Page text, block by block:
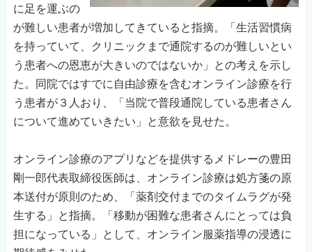
に足を運ぶの
が難しい患者が増加してきていると指摘。「生活習慣病
を持っていて、クリニックまで通院するのが難しいとい
う患者への恩恵が大きいのではないか」との考えを示し
た。同院ではすでに自由診療を含むオンライン診療を行
う患者が３人おり、「当院で普段通院している患者さん
について進めていきたい」と意欲を見せた。
オンライン診療のアプリなどを提供するメドレーの豊田
剛一郎代表取締役医師は、オンライン診療は処方箋の原
本送付が原則のため、「薬剤交付までのタイムラグが発
生する」と指摘。「移動が困難な患者さんにとっては負
担になっている」として、オンライン服薬指導の浸透に